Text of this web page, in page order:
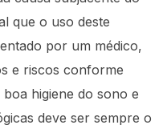
que o uso deste
por um médico,
e riscos conforme
higiene do sono e
deve ser sempre o